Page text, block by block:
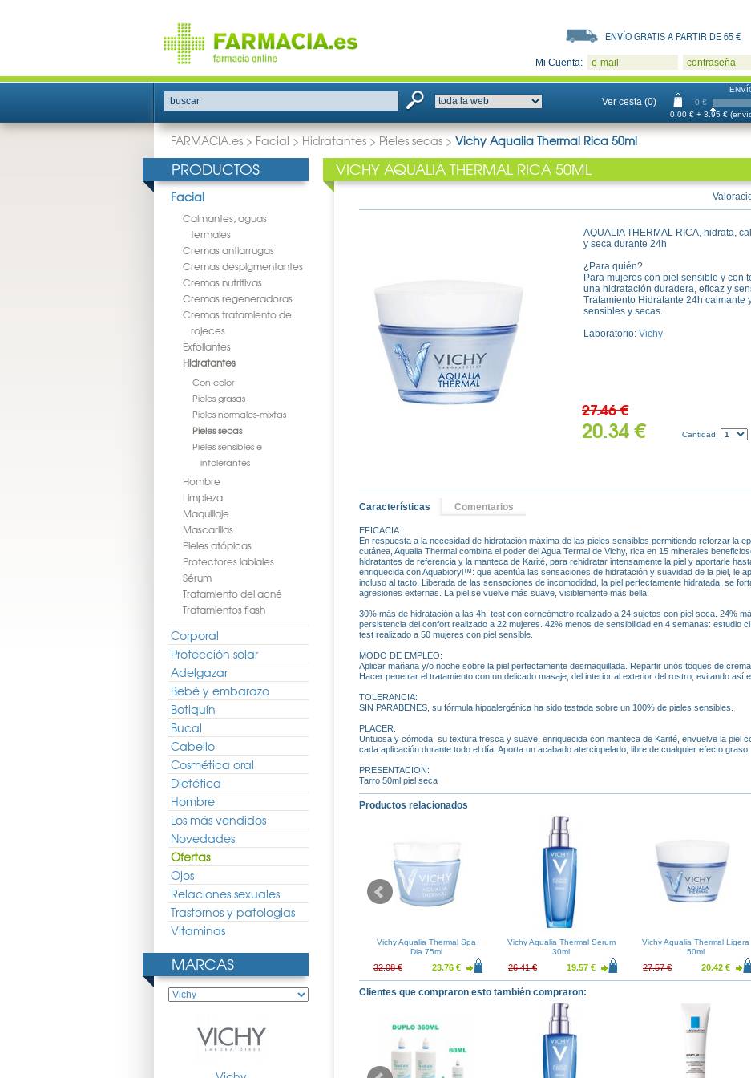
ENVÍO GRATIS A PARTIR DE 65 €
Mi Cuenta: e-mail contraseña
buscar Ver cesta (0) 0 €
0.00 € + 3.95 €
FARMACIA.es > Facial > Hidratantes > Pieles secas > Vichy Aqualia Thermal Rica 50ml
PRODUCTOS
Facial
Calmantes, aguas
termales
Cremas antiarrugas
Cremas despigmentantes
Cremas nutritivas
Cremas regeneradoras
Cremas tratamiento de
rojeces
Exfoliantes
Hidratantes
Con color
Pieles grasas
Pieles normales-mixtas
Pieles secas
Pieles sensibles e
intolerantes
Hombre
Limpieza
Maquillaje
Mascarillas
Pieles atópicas
Protectores labiales
Sérum
Tratamiento del acné
Tratamientos flash
Corporal
Protección solar
Adelgazar
Bebé y embarazo
Botiquín
Bucal
Cabello
Cosmética oral
Dietética
Hombre
Los más vendidos
Novedades
Ofertas
Ojos
Relaciones sexuales
Trastornos y patologias
Vitaminas
MARCAS
VICHY AQUALIA THERMAL RICA 50ML
AQUALIA THERMAL RICA, hidrata,
y seca durante 24h
¿Para quién?
Para mujeres con piel sensible y con
una hidratación duradera, eficaz y
Tratamiento Hidratante 24h calmante
sensibles y secas.
Laboratorio: Vichy
27.46 €
20.34 € Cantidad:
Características Comentarios
EFICACIA:
En respuesta a la necesidad de hidratación máxima de las pieles sensibles permitiendo reforzar la
cutánea, Aqualia Thermal combina el poder del Agua Termal de Vichy, rica en 15 minerales
hidratantes de referencia y la manteca de Karité, para rehidratar intensamente la piel y aportarle
enriquecida con Aquabioryl™: que acentúa las sensaciones de hidratación y suavidad de la piel, le
incluso al tacto. Liberada de las sensaciones de incomodidad, la piel perfectamente hidratada, se
agresiones externas. La piel se vuelve más suave, visiblemente más bella.
30% más de hidratación a las 4h: test con corneómetro realizado a 24 sujetos con piel seca. 24%
persistencia del confort realizado a 22 mujeres. 42% menos de sensibilidad en 4 semanas: estudio
test realizado a 50 mujeres con piel sensible.
MODO DE EMPLEO:
Aplicar mañana y/o noche sobre la piel perfectamente desmaquillada. Repartir unos toques de
Hacer penetrar el tratamiento con un delicado masaje, del interior al exterior del rostro, evitando así
TOLERANCIA:
SIN PARABENES, su fórmula hipoalergénica ha sido testada sobre un 100% de pieles sensibles.
PLACER:
Untuosa y cómoda, su textura fresca y suave, enriquecida con manteca de Karité, envuelve la piel
cada aplicación durante todo el día. Aporta un acabado aterciopelado, libre de cualquier efecto graso.
PRESENTACION:
Tarro 50ml piel seca
Productos relacionados
Extra Rica 40ml
10.41 €
Vichy Aqualia Thermal Spa
Dia 75ml
32.08 € 23.76 €
Vichy Aqualia Thermal Serum
30ml
26.41 € 19.57 €
Vichy Aqualia Thermal Ligera
50ml
27.57 € 20.42 €
Clientes que compraron esto también compraron: